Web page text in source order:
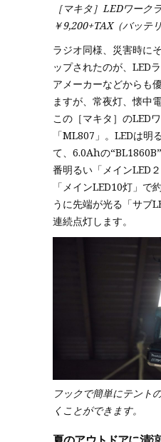
［マキタ］LEDワーク
￥9,200+TAX（バッテ
ラジオ同様、災害時に
ップされたのが、LED
アメーカーなどからも
ますが、常夜灯、懐中
この［マキタ］のLED
「ML807」。LEDは明
て、6.0Ahの
番明るい「メインLED
「メインLED10灯」で
うに先端が光る「サブ
連続点灯します。
フックで簡単にテント
くことができます。